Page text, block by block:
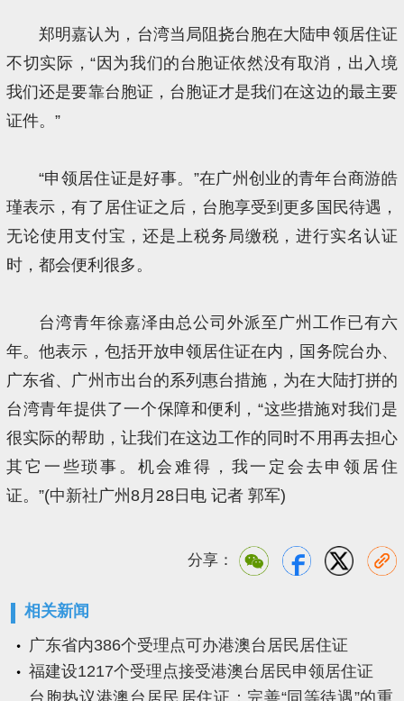
郑明嘉认为，台湾当局阻挠台胞在大陆申领居住证
不切实际，“因为我们的台胞证依然没有取消，出入境
我们还是要靠台胞证，台胞证才是我们在这边的最主要
证件。”
“申领居住证是好事。”在广州创业的青年台商游皓
瑾表示，有了居住证之后，台胞享受到更多国民待遇，
无论使用支付宝，还是上税务局缴税，进行实名认证
时，都会便利很多。
台湾青年徐嘉泽由总公司外派至广州工作已有六
年。他表示，包括开放申领居住证在内，国务院台办、
广东省、广州市出台的系列惠台措施，为在大陆打拼的
台湾青年提供了一个保障和便利，“这些措施对我们是
很实际的帮助，让我们在这边工作的同时不用再去担心
其它一些琐事。机会难得，我一定会去申领居住
证。”(中新社广州8月28日电 记者 郭军)
分享：
相关新闻
广东省内386个受理点可办港澳台居民居住证
福建设1217个受理点接受港澳台居民申领居住证